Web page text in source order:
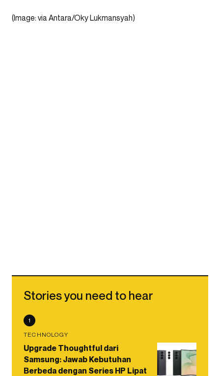
(Image: via Antara/Oky Lukmansyah)
Stories you need to hear
1
TECHNOLOGY
Upgrade Thoughtful dari
Samsung: Jawab Kebutuhan
Berbeda dengan Series HP Lipat